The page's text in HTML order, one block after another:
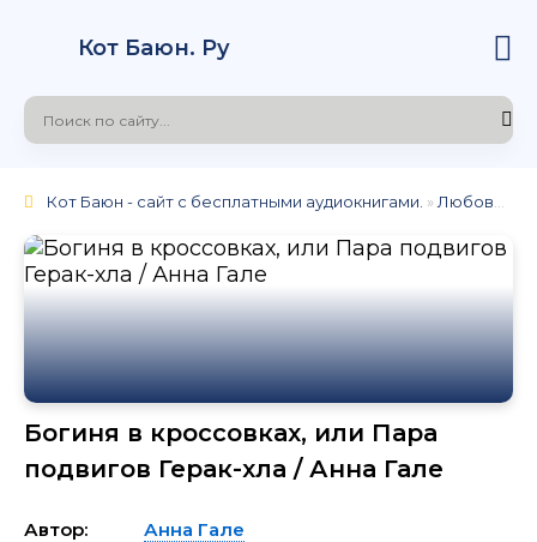
Кот Баюн. Ру
Кот Баюн - сайт с бесплатными аудиокнигами. » Любовное фэнтези
Богиня в кроссовках, или Пара
подвигов Герак-хла / Анна Гале
Автор:
Анна Гале